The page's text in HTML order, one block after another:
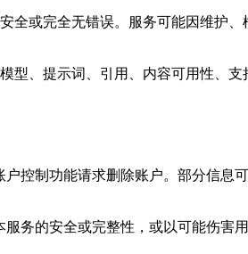
全或完全无错误。服务可能因维护
、提示词、引用、内容可用性、
控制功能请求删除账户。部分信
务的安全或完整性，或以可能伤害